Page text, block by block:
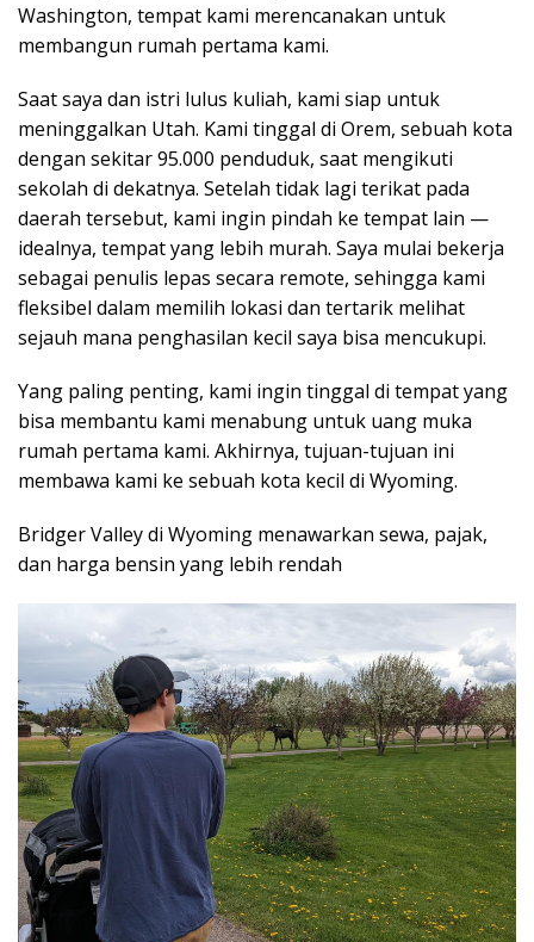
Washington, tempat kami merencanakan untuk
membangun rumah pertama kami.
Saat saya dan istri lulus kuliah, kami siap untuk
meninggalkan Utah. Kami tinggal di Orem, sebuah kota
dengan sekitar 95.000 penduduk, saat mengikuti
sekolah di dekatnya. Setelah tidak lagi terikat pada
daerah tersebut, kami ingin pindah ke tempat lain —
idealnya, tempat yang lebih murah. Saya mulai bekerja
sebagai penulis lepas secara remote, sehingga kami
fleksibel dalam memilih lokasi dan tertarik melihat
sejauh mana penghasilan kecil saya bisa mencukupi.
Yang paling penting, kami ingin tinggal di tempat yang
bisa membantu kami menabung untuk uang muka
rumah pertama kami. Akhirnya, tujuan-tujuan ini
membawa kami ke sebuah kota kecil di Wyoming.
Bridger Valley di Wyoming menawarkan sewa, pajak,
dan harga bensin yang lebih rendah